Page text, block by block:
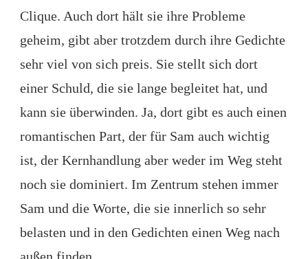
Clique. Auch dort hält sie ihre Probleme
geheim, gibt aber trotzdem durch ihre Gedichte
sehr viel von sich preis. Sie stellt sich dort
einer Schuld, die sie lange begleitet hat, und
kann sie überwinden. Ja, dort gibt es auch einen
romantischen Part, der für Sam auch wichtig
ist, der Kernhandlung aber weder im Weg steht
noch sie dominiert. Im Zentrum stehen immer
Sam und die Worte, die sie innerlich so sehr
belasten und in den Gedichten einen Weg nach